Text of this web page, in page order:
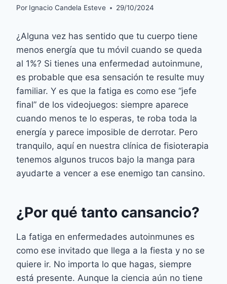
Por Ignacio Candela Esteve 29/10/2024
¿Alguna vez has sentido que tu cuerpo tiene
menos energía que tu móvil cuando se queda
al 1%? Si tienes una enfermedad autoinmune,
es probable que esa sensación te resulte muy
familiar. Y es que la fatiga es como ese “jefe
final” de los videojuegos: siempre aparece
cuando menos te lo esperas, te roba toda la
energía y parece imposible de derrotar. Pero
tranquilo, aquí en nuestra clínica de fisioterapia
tenemos algunos trucos bajo la manga para
ayudarte a vencer a ese enemigo tan cansino.
¿Por qué tanto cansancio?
La fatiga en enfermedades autoinmunes es
como ese invitado que llega a la fiesta y no se
quiere ir. No importa lo que hagas, siempre
está presente. Aunque la ciencia aún no tiene